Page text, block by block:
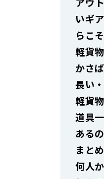
いギ
らこ
軽貨
かさ
長い
軽貨
道具
ある
まと
何人